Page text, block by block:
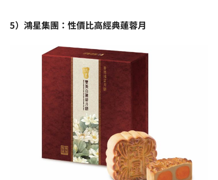
5）鴻星集團：性價比高經典蓮蓉月